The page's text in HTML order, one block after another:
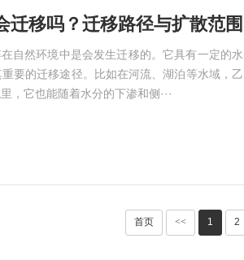
迁移吗？迁移路径与扩散范围​
自然环境中是会发生迁移的。它具有一定的水
要的迁移途径。比如在河流、湖泊等水域，乙
，它也能随着水分的下渗和侧···
首页 << 1 2